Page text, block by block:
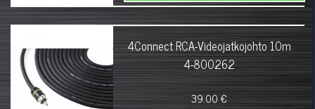
4Connect RCA-Videojatkojohto 10m
4-800262
39.00 €